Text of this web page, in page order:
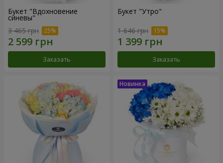
Букет "Вдохновение
синевы"
3 465 грн
Заказать
Букет "Утро"
1 646 грн
Заказать